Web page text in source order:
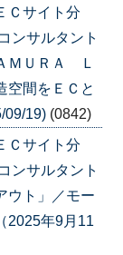
Ｃサイト分
ンサルタント
ＭＵＲＡ Ｌ
空間をＥＣと
09/19) (0842)
Ｃサイト分
ンサルタント
ト」／モー
2025年9月11